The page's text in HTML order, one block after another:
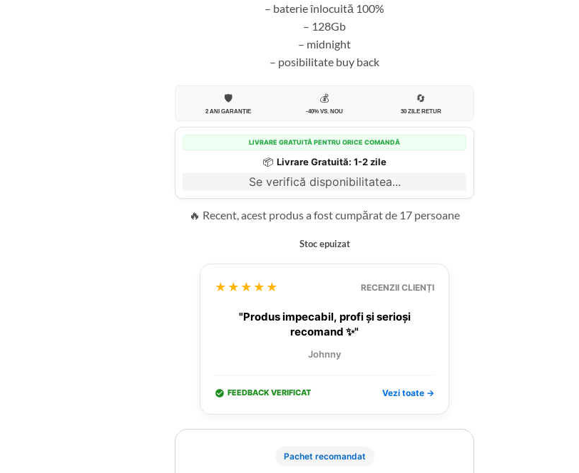
– baterie înlocuită 100%
– 128Gb
– midnight
– posibilitate buy back
🛡️
2 ANI GARANȚIE
💰
-40% VS. NOU
🔄
30 ZILE RETUR
LIVRARE GRATUITĂ PENTRU ORICE COMANDĂ
📦 Livrare Gratuită: 1-2 zile
Se verifică disponibilitatea...
🔥 Recent, acest produs a fost cumpărat de 17 persoane
Stoc epuizat
★★★★★ RECENZII CLIENȚI
"Produs impecabil, profi și serioși
recomand ✨"
Johnny
FEEDBACK VERIFICAT Vezi toate →
Pachet recomandat